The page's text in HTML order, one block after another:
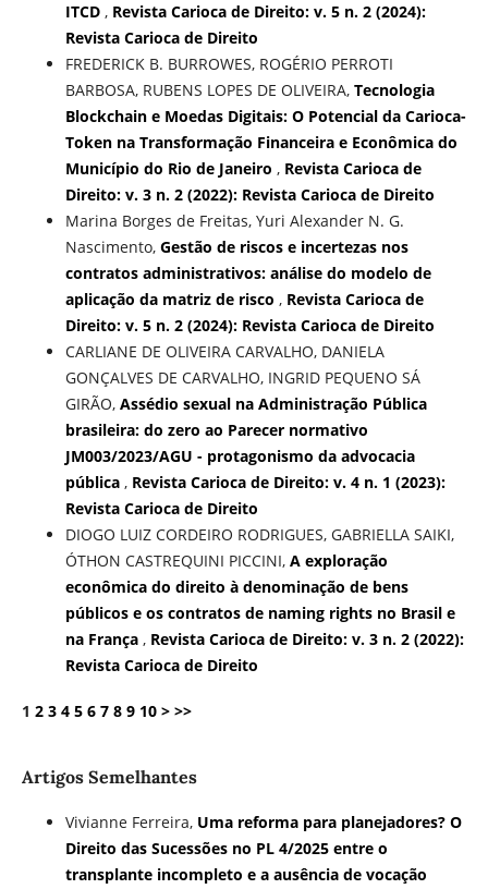
ITCD , Revista Carioca de Direito: v. 5 n. 2 (2024):
Revista Carioca de Direito
FREDERICK B. BURROWES, ROGÉRIO PERROTI
BARBOSA, RUBENS LOPES DE OLIVEIRA, Tecnologia
Blockchain e Moedas Digitais: O Potencial da Carioca-
Token na Transformação Financeira e Econômica do
Município do Rio de Janeiro , Revista Carioca de
Direito: v. 3 n. 2 (2022): Revista Carioca de Direito
Marina Borges de Freitas, Yuri Alexander N. G.
Nascimento, Gestão de riscos e incertezas nos
contratos administrativos: análise do modelo de
aplicação da matriz de risco , Revista Carioca de
Direito: v. 5 n. 2 (2024): Revista Carioca de Direito
CARLIANE DE OLIVEIRA CARVALHO, DANIELA
GONÇALVES DE CARVALHO, INGRID PEQUENO SÁ
GIRÃO, Assédio sexual na Administração Pública
brasileira: do zero ao Parecer normativo
JM003/2023/AGU - protagonismo da advocacia
pública , Revista Carioca de Direito: v. 4 n. 1 (2023):
Revista Carioca de Direito
DIOGO LUIZ CORDEIRO RODRIGUES, GABRIELLA SAIKI,
ÓTHON CASTREQUINI PICCINI, A exploração
econômica do direito à denominação de bens
públicos e os contratos de naming rights no Brasil e
na França , Revista Carioca de Direito: v. 3 n. 2 (2022):
Revista Carioca de Direito
1 2 3 4 5 6 7 8 9 10 > >>
Artigos Semelhantes
Vivianne Ferreira, Uma reforma para planejadores? O
Direito das Sucessões no PL 4/2025 entre o
transplante incompleto e a ausência de vocação